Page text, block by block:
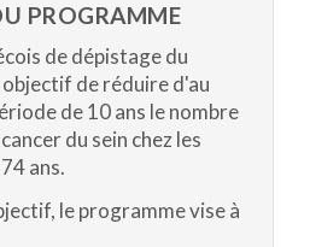
PROGRAMME
de dépistage du
objectif de réduire d'au
de 10 ans le nombre
du sein chez les
ans.
le programme vise à